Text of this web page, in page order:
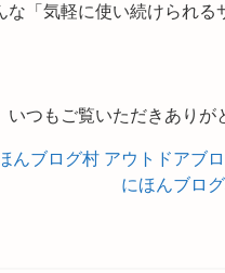
「気軽に使い続けられ
いつもご覧いただきありが
にほんブロ